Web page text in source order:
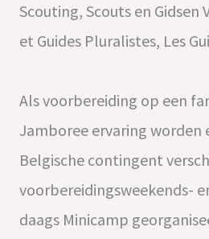
Scouting, Scouts en Gidsen
et Guides Pluralistes, Les
Als voorbereiding op een
Jamboree ervaring worden
Belgische contingent
voorbereidingsweekends-
daags Minicamp